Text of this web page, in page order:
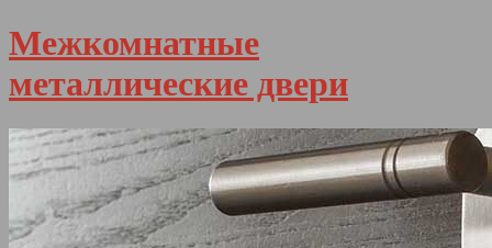
Межкомнатные
металлические двери